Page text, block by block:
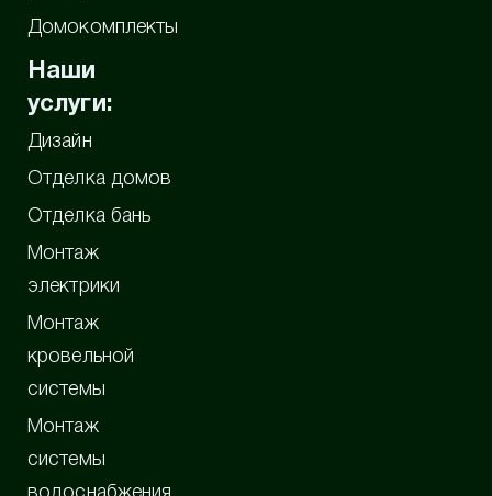
Домокомплекты
Наши
услуги:
Дизайн
Отделка домов
Отделка бань
Монтаж
электрики
Монтаж
кровельной
системы
Монтаж
системы
водоснабжения